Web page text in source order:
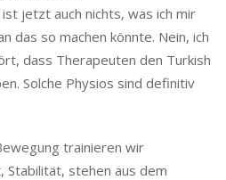
jetzt auch nichts, was ich mir
das so machen könnte. Nein, ich
dass Therapeuten den Turkish
Solche Physios sind definitiv
trainieren wir
Stabilität, stehen aus dem